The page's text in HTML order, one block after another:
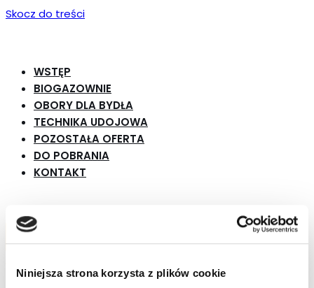
Niniejsza strona korzysta z plików cookie
Skocz do treści
WSTĘP
BIOGAZOWNIE
OBORY DLA BYDŁA
TECHNIKA UDOJOWA
POZOSTAŁA OFERTA
DO POBRANIA
KONTAKT
nawigacji
Przełącznik